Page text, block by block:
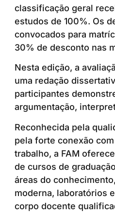
classificação geral
estudos de 100%. Os
convocados para
30% de desconto nas
Nesta edição, a
uma redação
participantes
argumentação,
Reconhecida pela
pela forte conexão
trabalho, a FAM
de cursos de
áreas do
moderna, laboratórios
corpo docente
Anunciar ou